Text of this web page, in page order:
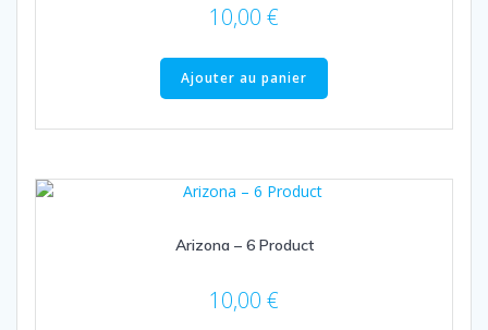
10,00 €
Ajouter au panier
Arizona – 6 Product
10,00 €